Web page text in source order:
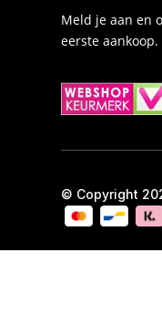
Meld je aan en
eerste aankoop.
© Copyright